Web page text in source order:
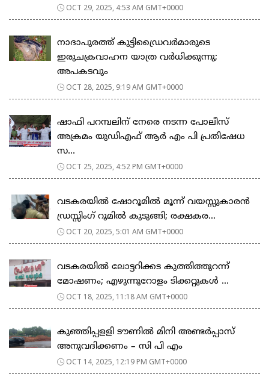
OCT 29, 2025, 4:53 AM GMT+0000
നാദാപുരത്ത് കുട്ടിഡ്രൈവർമാരുടെ
ഇരുചക്രവാഹന യാത്ര വർധിക്കുന്നു;
അപകടവും
OCT 28, 2025, 9:19 AM GMT+0000
ഷാഫി പറമ്പലിന് നേരെ നടന്ന പോലീസ്
അക്രമം യുഡിഎഫ് ആർ എം പി പ്രതിഷേധ
സ...
OCT 25, 2025, 4:52 PM GMT+0000
വടകരയിൽ ഷോറൂമിൽ മൂന്ന് വയസ്സുകാരൻ
ഡ്രസ്സിംഗ് റൂമിൽ കുടുങ്ങി; രക്ഷകര...
OCT 20, 2025, 5:01 AM GMT+0000
വടകരയിൽ ലോട്ടറിക്കട കുത്തിത്തുറന്ന്
മോഷണം; എഴുന്നൂറോളം ടിക്കറ്റുകൾ ...
OCT 18, 2025, 11:18 AM GMT+0000
കുഞ്ഞിപ്പളളി ടൗണിൽ മിനി അണ്ടർപ്പാസ്
അനുവദിക്കണം – സി പി എം
OCT 14, 2025, 12:19 PM GMT+0000